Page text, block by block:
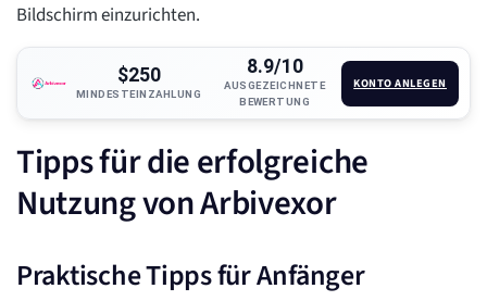
Bildschirm einzurichten.
$250
MINDESTEINZAHLUNG
8.9/10
AUSGEZEICHNETE
BEWERTUNG
KONTO ANLEGEN
Tipps für die erfolgreiche
Nutzung von Arbivexor
Praktische Tipps für Anfänger